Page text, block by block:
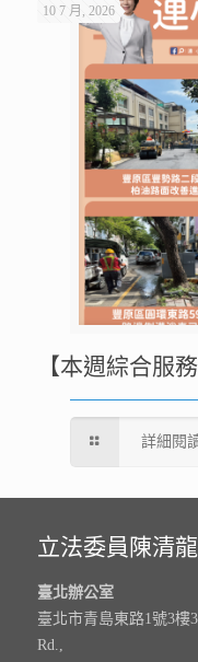
10 7 月, 2026
【本週綜合服務
詳細閱
立法委員陳清
臺北辦公室
臺北市青島東路1號3樓
Rd.,